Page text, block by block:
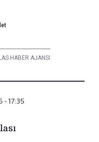
HABER AJANSI
- 17:35